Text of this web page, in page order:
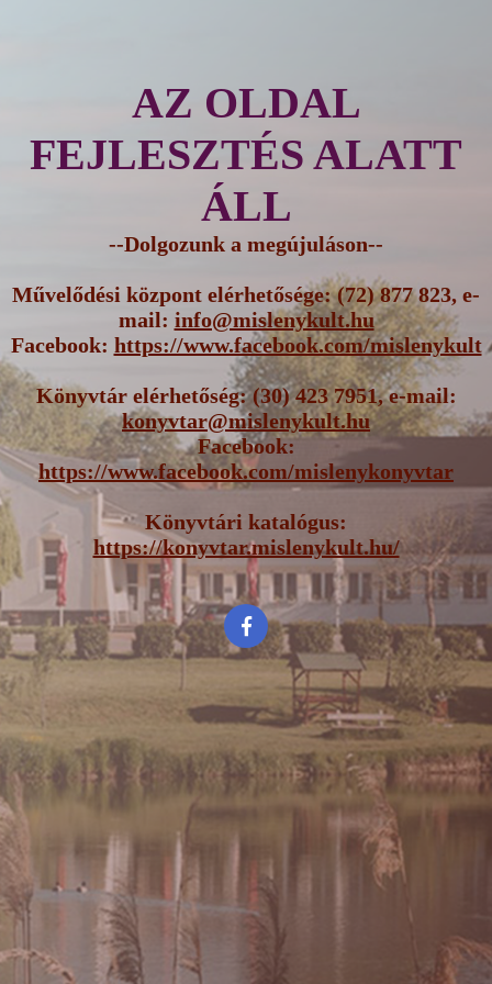
AZ OLDAL
FEJLESZTÉS ALATT
ÁLL
--Dolgozunk a megújuláson--
Művelődési központ elérhetősége: (72) 877 823, e-
mail: info@mislenykult.hu
Facebook: https://www.facebook.com/mislenykult
Könyvtár elérhetőség: (30) 423 7951, e-mail:
konyvtar@mislenykult.hu
Facebook:
https://www.facebook.com/mislenykonyvtar
Könyvtári katalógus:
https://konyvtar.mislenykult.hu/